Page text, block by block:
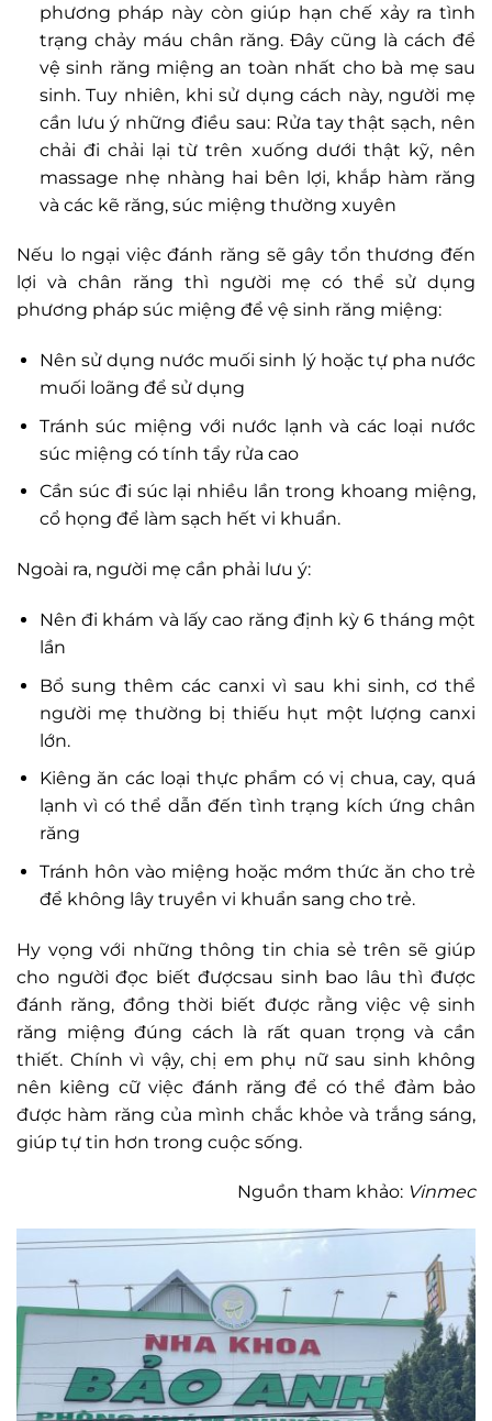
phương pháp này còn giúp hạn chế xảy ra tình
trạng chảy máu chân răng. Đây cũng là cách để
vệ sinh răng miệng an toàn nhất cho bà mẹ sau
sinh. Tuy nhiên, khi sử dụng cách này, người mẹ
cần lưu ý những điều sau: Rửa tay thật sạch, nên
chải đi chải lại từ trên xuống dưới thật kỹ, nên
massage nhẹ nhàng hai bên lợi, khắp hàm răng
và các kẽ răng, súc miệng thường xuyên
Nếu lo ngại việc đánh răng sẽ gây tổn thương đến
lợi và chân răng thì người mẹ có thể sử dụng
phương pháp súc miệng để vệ sinh răng miệng:
Nên sử dụng nước muối sinh lý hoặc tự pha nước
muối loãng để sử dụng
Tránh súc miệng với nước lạnh và các loại nước
súc miệng có tính tẩy rửa cao
Cần súc đi súc lại nhiều lần trong khoang miệng,
cổ họng để làm sạch hết vi khuẩn.
Ngoài ra, người mẹ cần phải lưu ý:
Nên đi khám và lấy cao răng định kỳ 6 tháng một
lần
Bổ sung thêm các canxi vì sau khi sinh, cơ thể
người mẹ thường bị thiếu hụt một lượng canxi
lớn.
Kiêng ăn các loại thực phẩm có vị chua, cay, quá
lạnh vì có thể dẫn đến tình trạng kích ứng chân
răng
Tránh hôn vào miệng hoặc mớm thức ăn cho trẻ
để không lây truyền vi khuẩn sang cho trẻ.
Hy vọng với những thông tin chia sẻ trên sẽ giúp
cho người đọc biết đượcsau sinh bao lâu thì được
đánh răng, đồng thời biết được rằng việc vệ sinh
răng miệng đúng cách là rất quan trọng và cần
thiết. Chính vì vậy, chị em phụ nữ sau sinh không
nên kiêng cữ việc đánh răng để có thể đảm bảo
được hàm răng của mình chắc khỏe và trắng sáng,
giúp tự tin hơn trong cuộc sống.
Nguồn tham khảo: Vinmec